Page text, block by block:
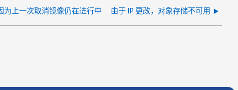
为上一次取消镜像仍在进行中 由于 IP 更改，对象存储不可用